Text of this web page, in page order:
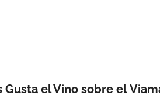
el Vino sobre el